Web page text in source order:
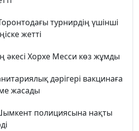
турнирдің үшінші
жетті
әкесі Хорхе Месси көз жұмды
дәрігері вакцинаға
жасады
полициясына нақты